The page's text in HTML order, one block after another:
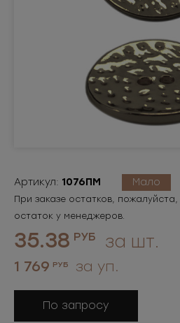
Артикул: 1076ПМ Мало
При заказе остатков,
остаток у менеджеров.
35.38 РУБ за шт.
1 769 РУБ за уп.
По запросу